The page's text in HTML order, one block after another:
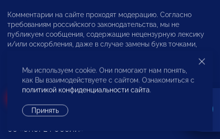
Комментарии на сайте проходят модерацию. Согласно
требованиям российского законодательства, мы не
публикуем сообщения, содержащие нецензурную лексику
и/или оскорбления, даже в случае замены букв точками,
сообщения, призывающие к межнациональной и социальной
розни.
Вступи в «ОПОРУ»
Об «ОПОРЕ РОССИИ»
Мы используем cookie. Они помогают нам понять,
как Вы взаимодействуете с сайтом. Ознакомиться с
политикой конфиденциальности сайта.
Принять